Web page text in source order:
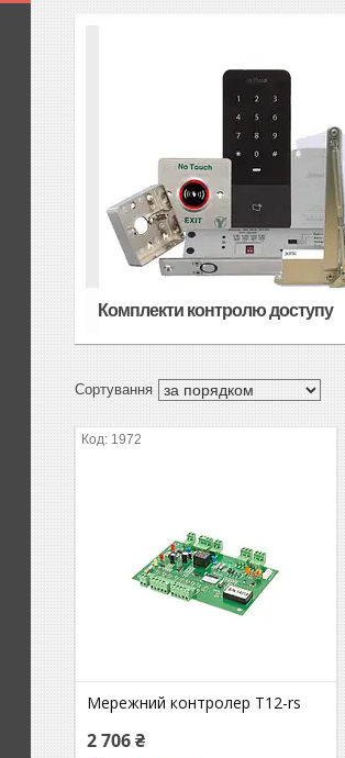
Комплекти контролю доступу
1972
Мережний контролер T12-rs
2 706 ₴